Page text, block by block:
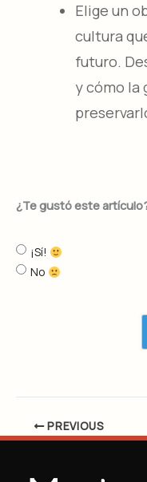
Elige un
cultura
futuro.
y cómo la
¿Te gustó este
¡Sí!
No
PREVIOUS